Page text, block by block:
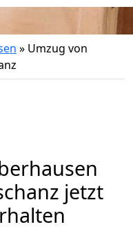
» Umzug von
jetzt